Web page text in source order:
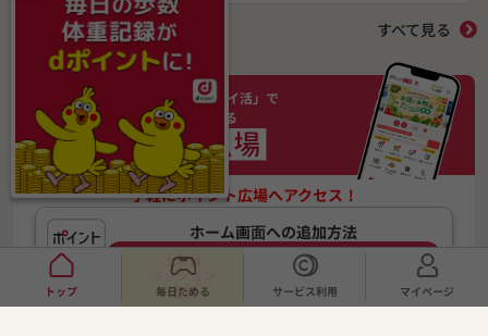
すべて見る
毎日のすきま時間に「ポイ活」で
dポイントがたまる
手軽にポイント広場へアクセス！
ホーム画面への追加方法
くわしくはこちらをチェック
トップ 毎日ためる
土日は
ミッション
追加 サービス利用 マイページ